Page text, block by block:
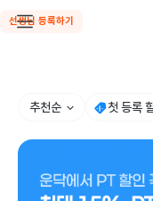
선생님 등록하기
추천순 첫 등록